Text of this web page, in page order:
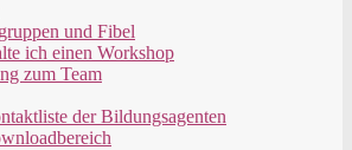
und Fibel
ich einen Workshop
zum Team
der Bildungsagenten